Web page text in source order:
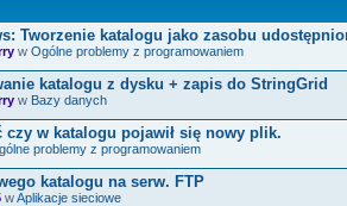
Tworzenie katalogu jako zasobu
w Ogólne problemy z programowaniem
katalogu z dysku + zapis do StringGrid
w Bazy danych
czy w katalogu pojawił się nowy plik.
problemy z programowaniem
katalogu na serw. FTP
wAplikacje sieciowe